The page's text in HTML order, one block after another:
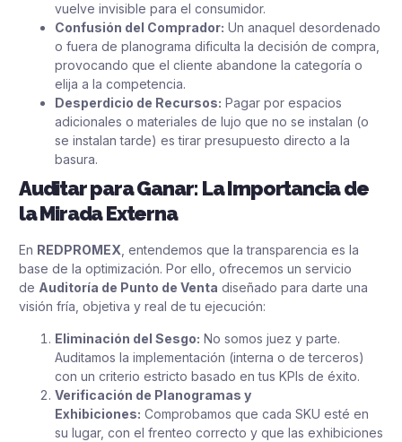
vuelve invisible para el consumidor.
Confusión del Comprador: Un anaquel desordenado
o fuera de planograma dificulta la decisión de compra,
provocando que el cliente abandone la categoría o
elija a la competencia.
Desperdicio de Recursos: Pagar por espacios
adicionales o materiales de lujo que no se instalan (o
se instalan tarde) es tirar presupuesto directo a la
basura.
Auditar para Ganar: La Importancia de
la Mirada Externa
En REDPROMEX , entendemos que la transparencia es la
base de la optimización. Por ello, ofrecemos un servicio
de Auditoría de Punto de Venta diseñado para darte una
visión fría, objetiva y real de tu ejecución:
Eliminación del Sesgo: No somos juez y parte.
Auditamos la implementación (interna o de terceros)
con un criterio estricto basado en tus KPIs de éxito.
Verificación de Planogramas y
Exhibiciones: Comprobamos que cada SKU esté en
su lugar, con el frenteo correcto y que las exhibiciones